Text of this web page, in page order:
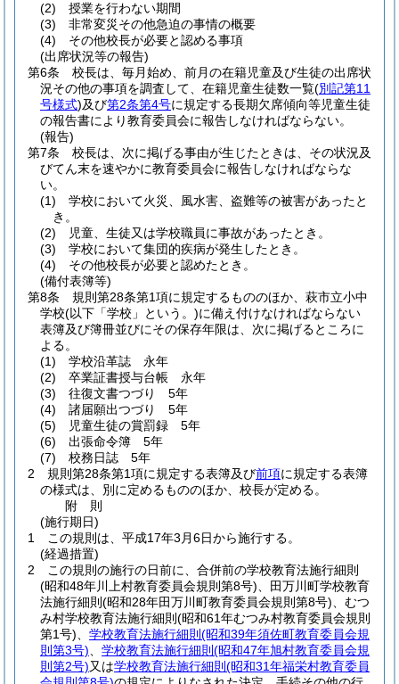
(2)
授業を行わない期間
(3)
非常変災その他急迫の事情の概要
(4)
その他校長が必要と認める事項
(出席状況等の報告)
第6条
校長は、毎月始め、前月の在籍児童及び生徒の出席状
況その他の事項を調査して、在籍児童生徒数一覧(別記第11
号様式)及び第2条第4号に規定する長期欠席傾向等児童生徒
の報告書により教育委員会に報告しなければならない。
(報告)
第7条
校長は、次に掲げる事由が生じたときは、その状況及
びてん末を速やかに教育委員会に報告しなければならな
い。
(1)
学校において火災、風水害、盗難等の被害があったと
き。
(2)
児童、生徒又は学校職員に事故があったとき。
(3)
学校において集団的疾病が発生したとき。
(4)
その他校長が必要と認めたとき。
(備付表簿等)
第8条
規則第28条第1項に規定するもののほか、萩市立小中
学校(以下「学校」という。)に備え付けなければならない
表簿及び簿冊並びにその保存年限は、次に掲げるところに
よる。
(1)
学校沿革誌 永年
(2)
卒業証書授与台帳 永年
(3)
往復文書つづり 5年
(4)
諸届願出つづり 5年
(5)
児童生徒の賞罰録 5年
(6)
出張命令簿 5年
(7)
校務日誌 5年
2
規則第28条第1項に規定する表簿及び前項に規定する表簿
の様式は、別に定めるもののほか、校長が定める。
附 則
(施行期日)
1
この規則は、平成17年3月6日から施行する。
(経過措置)
2
この規則の施行の日前に、合併前の学校教育法施行細則
(昭和48年川上村教育委員会規則第8号) 、田万川町学校教育
法施行細則 (昭和28年田万川町教育委員会規則第8号) 、むつ
み村学校教育法施行細則 (昭和61年むつみ村教育委員会規則
第1号)
学校教育法施行細則 (昭和39年須佐町教育委員会規
則第3号)
学校教育法施行細則 (昭和47年旭村教育委員会規
則第2号)又は学校教育法施行細則 (昭和31年福栄村教育委員